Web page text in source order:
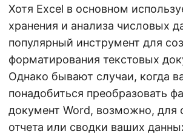
Хотя Excel в основном
хранения и анализа числовых
популярный инструмент для
форматирования текстовых
Однако бывают случаи, когда
понадобиться преобразовать
документ Word, возможно, для
отчета или сводки ваших